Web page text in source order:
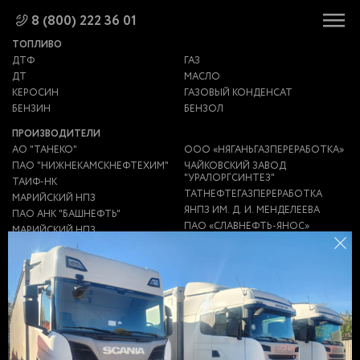
8 (800) 222 36 01
ТОПЛИВО
ДТФ
ДТ
КЕРОСИН
БЕНЗИН
ГАЗ
МАСЛО
ГАЗОВЫЙ КОНДЕНСАТ
БЕНЗОЛ
ПРОИЗВОДИТЕЛИ
АО "ТАНЕКО"
ПАО "НИЖНЕКАМСКНЕФТЕХИМ"
ТАИФ-НК
МАРИЙСКИЙ НПЗ
ПАО АНК "БАШНЕФТЬ"
МАРИЙСКИЙ НПЗ
ЯРОСЛАВСКИЙ НПЗ
ИМ.МЕНДЕЛЕЕВА (ЯНПЗ)
НПЗ "НС-ОЙЛ"
НИКОЛАЕВСКИЙ НПЗ
АНТИПИНСКИЙ НПЗ
НГДУ "ЕЛХОВНЕФТЬ"
УТНИИ ООО "ГАЗПРОМ ДОБЫЧА
УРЕНГОЙ"
ООО «НЯГАНЬГАЗПЕРЕРАБОТКА»
ЧАЙКОВСКИЙ ЗАВОД
"УРАЛОРГСИНТЕЗ"
ТАТНЕФТЕГАЗПЕРЕРАБОТКА
ЯНПЗ ИМ. Д. И. МЕНДЕЛЕЕВА
ПАО «СЛАВНЕФТЬ-ЯНОС»
ООО "ГСМ-ЛОГИСТИКА"
ЗАВОД НЗНП
ЗАВОД ЭКОТОН
ГАЗПРОМ
НПЗ
НЕФТЕБАЗА